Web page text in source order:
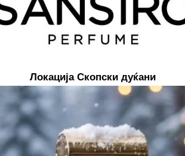
Локација Скопски дуќани